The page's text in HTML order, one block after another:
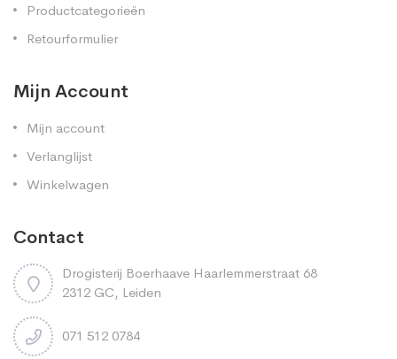
Productcategorieën
Retourformulier
Mijn Account
Mijn account
Verlanglijst
Winkelwagen
Contact
Drogisterij Boerhaave Haarlemmerstraat 68
2312 GC, Leiden
071 512 0784